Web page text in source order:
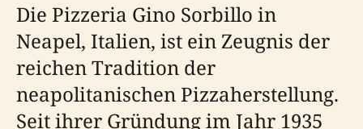
Die Pizzeria Gino Sorbillo in
Neapel, Italien, ist ein Zeugnis der
reichen Tradition der
neapolitanischen Pizzaherstellung.
Seit ihrer Gründung im Jahr 1935